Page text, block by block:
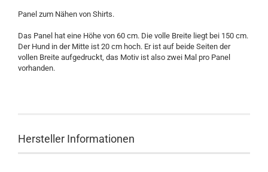
Panel zum Nähen von Shirts.
Das Panel hat eine Höhe von 60 cm. Die volle Breite liegt bei 150 cm.
Der Hund in der Mitte ist 20 cm hoch. Er ist auf beide Seiten der
vollen Breite aufgedruckt, das Motiv ist also zwei Mal pro Panel
vorhanden.
Hersteller Informationen